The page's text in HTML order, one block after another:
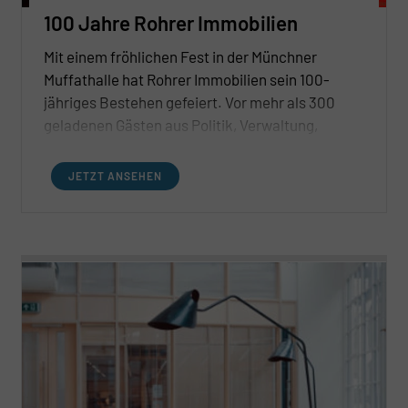
100 Jahre Rohrer Immobilien
Mit einem fröhlichen Fest in der Münchner
Muffathalle hat Rohrer Immobilien sein 100-
jähriges Bestehen gefeiert. Vor mehr als 300
geladenen Gästen aus Politik, Verwaltung,
geschäftsführenden Gesellschafter Andrea
Rohrer-Keussen und Sven Keussen ihre Freude
Ausblick auf weiter Erreichbares positiv sind.
JETZT ANSEHEN